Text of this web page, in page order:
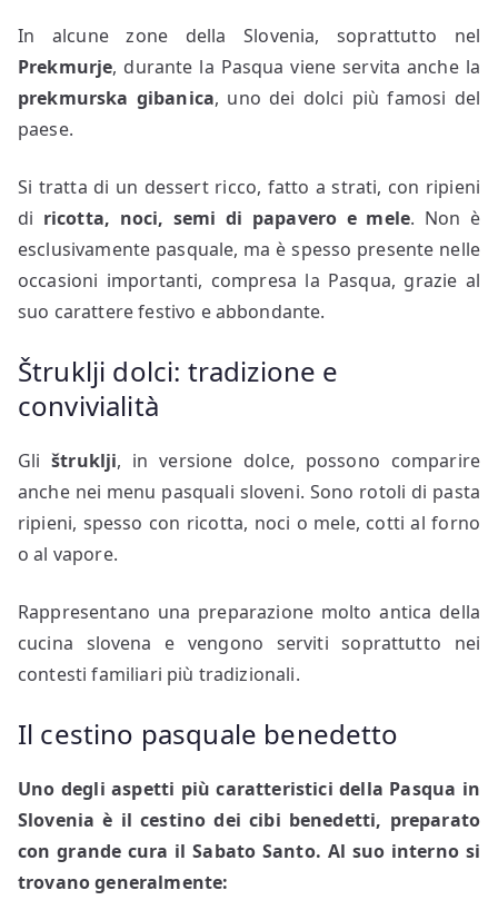
In alcune zone della Slovenia, soprattutto nel
Prekmurje, durante la Pasqua viene servita anche la
prekmurska gibanica, uno dei dolci più famosi del
paese.
Si tratta di un dessert ricco, fatto a strati, con ripieni
di ricotta, noci, semi di papavero e mele. Non è
esclusivamente pasquale, ma è spesso presente nelle
occasioni importanti, compresa la Pasqua, grazie al
suo carattere festivo e abbondante.
Štruklji dolci: tradizione e
convivialità
Glištruklji, in versione dolce, possono comparire
anche nei menu pasquali sloveni. Sono rotoli di pasta
ripieni, spesso con ricotta, noci o mele, cotti al forno
o al vapore.
Rappresentano una preparazione molto antica della
cucina slovena e vengono serviti soprattutto nei
contesti familiari più tradizionali.
Il cestino pasquale benedetto
Uno degli aspetti più caratteristici della Pasqua in
Slovenia è il cestino dei cibi benedetti, preparato
con grande cura il Sabato Santo. Al suo interno si
trovano generalmente: